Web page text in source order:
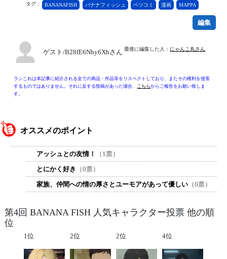
タグ： BANANAFISH バナナフィッシュ ベツコミ 漫画 MAPPA
編集
ゲスト/B28fE6Nhy6Xhさん 最後に編集した人： にゃんこ丸さん
ランこれは本記事に紹介される全ての商品・作品等をリスペクトしており、またその権利を侵害
するものではありません。それに反する投稿があった場合、
こちらからご報告をお願い致しま
す。
オススメのポイント
アッシュとの友情！
（1票）
とにかく好き
（0票）
家族、仲間への情の厚さとユーモアがあって優しい （0票）
第4回 BANANA FISH 人気キャラクター投票 他の順
位
1位 2位 2位 4位